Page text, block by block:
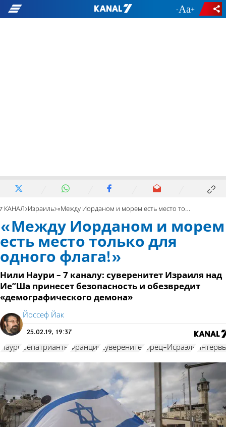
- +
7 КАНАЛ Израиль «Между Иорданом и морем есть место только для одного флага!»
«Между Иорданом и морем
есть место только для
одного флага!»
Нили Наури – 7 каналу: суверенитет Израиля над
Ие”Ша принесет безопасность и обезвредит
«демографического демона»
Йоссеф Йак
25.02.19, 19:37
Наури репатрианты Франция суверенитет Эрец-Исраэль